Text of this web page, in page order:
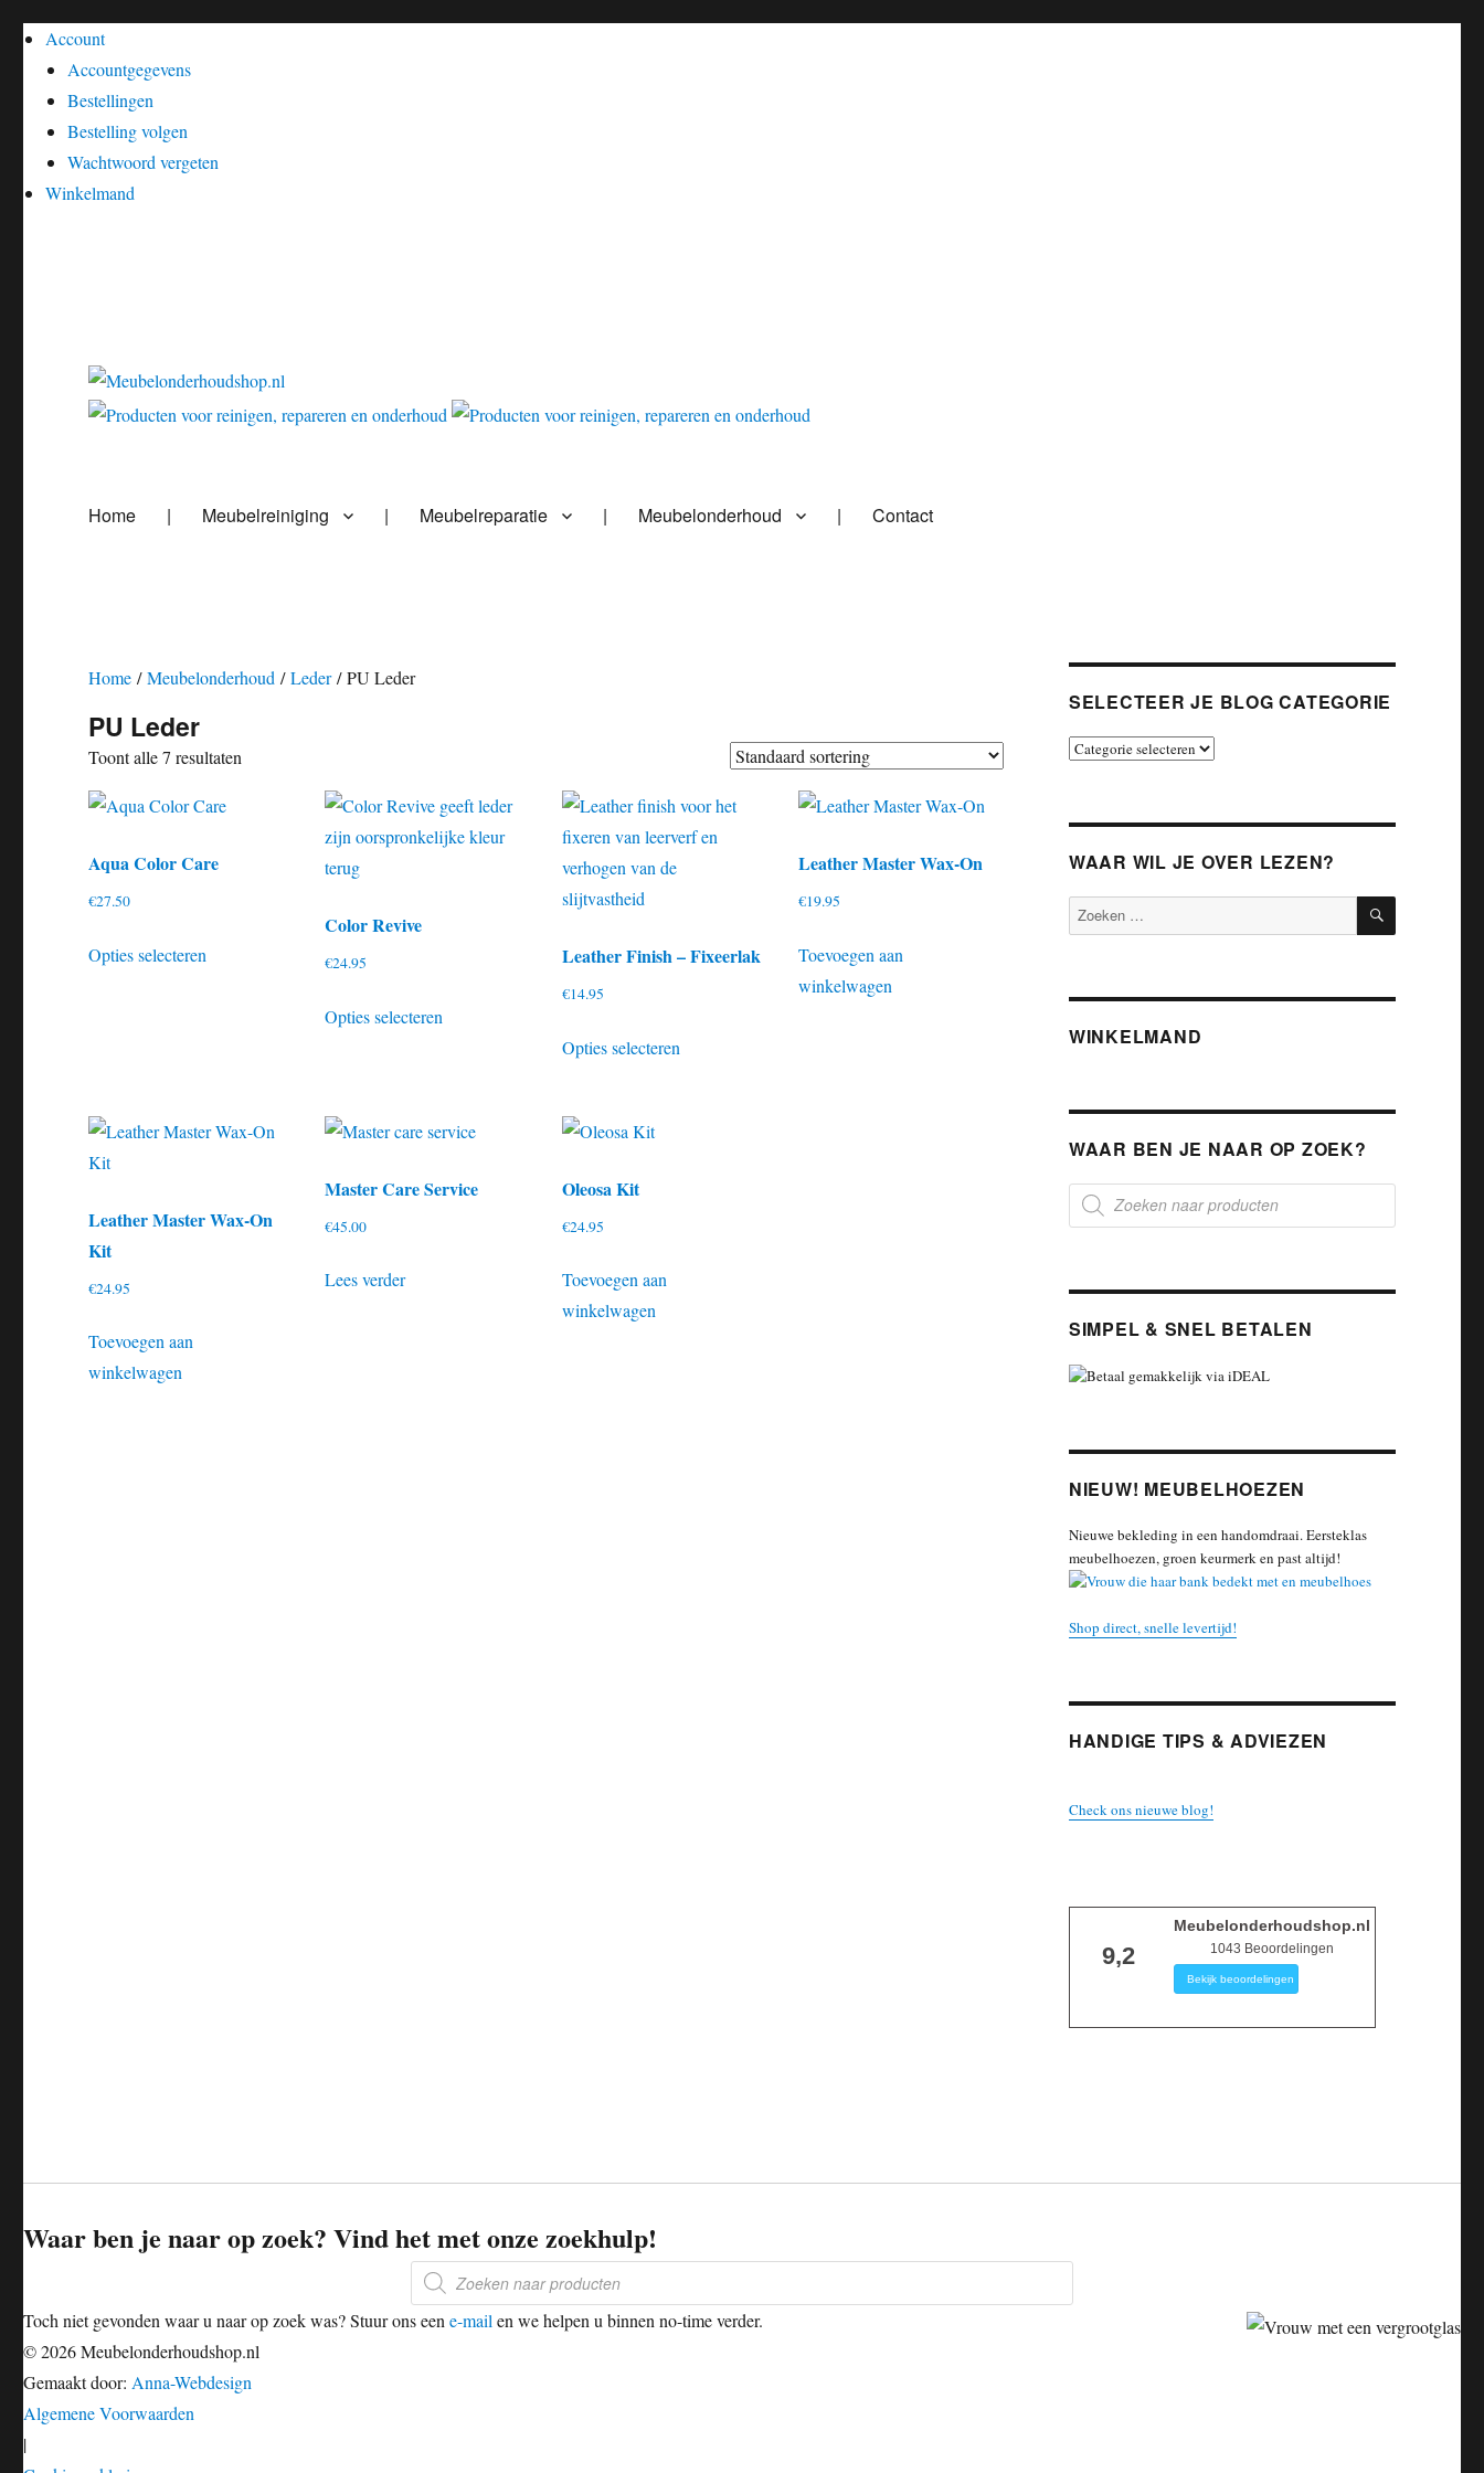
Account
Accountgegevens
Bestellingen
Bestelling volgen
Wachtwoord vergeten
Winkelmand
Home | Meubelreiniging | Meubelreparatie | Meubelonderhoud | Contact
Home /Meubelonderhoud /Leder/ PU Leder
PU Leder
Toont alle 7 resultaten
Aqua Color Care
€27.50
Opties selecteren
product
optie
worden
Color Revive
€24.95
Opties selecteren
product
variaties.
optie
Leather Finish – Fixeerlak
€14.95
Opties selecteren
product
Leather Master Wax-On
€19.95
Toevoegen aan
winkelwagen
Leather Master Wax-On
Kit
€24.95
Toevoegen aan
winkelwagen
Master Care Service
€45.00
Lees verder
Oleosa Kit
€24.95
Toevoegen aan
winkelwagen
SELECTEER JE BLOG CATEGORIE
Selecteer
WAAR WIL JE OVER LEZEN?
Zoeken
naar:
ZOEKEN
WINKELMAND
WAAR BEN JE NAAR OP ZOEK?
Producten
zoeken
SIMPEL & SNEL BETALEN
NIEUW! MEUBELHOEZEN
Nieuwe bekleding in een handomdraai. Eersteklas
meubelhoezen, groen keurmerk en past altijd!
Shop direct, snelle levertijd!
HANDIGE TIPS & ADVIEZEN
Check ons nieuwe blog!
9,2
Meubelonderhoudshop.nl
1043 Beoordelingen
Bekijk beoordelingen
Waar ben je naar op zoek? Vind het met onze zoekhulp!
Producten
zoeken
Toch niet gevonden waar u naar op zoek was? Stuur ons eene-mailen we helpen u binnen no-time verder.
© 2026 Meubelonderhoudshop.nl
Gemaakt door: Anna-Webdesign
Algemene Voorwaarden
|